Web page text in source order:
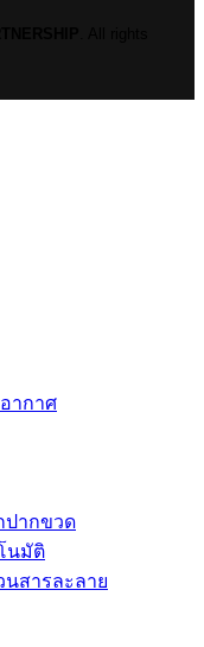
ากาศ
ปากขวด
นมัติ
สารละลาย